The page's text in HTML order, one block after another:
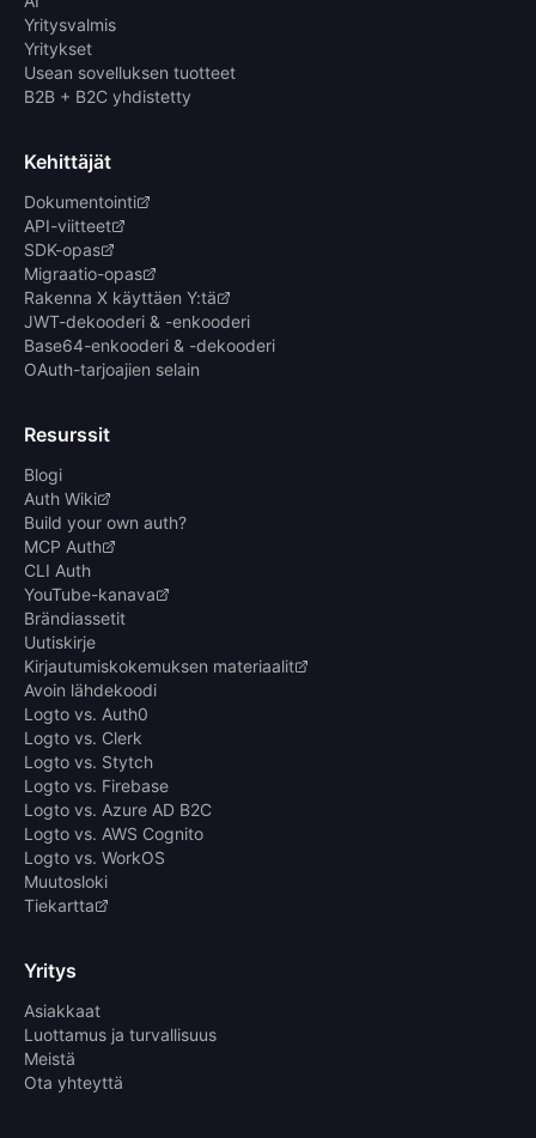
Yritysvalmis
Yritykset
Usean sovelluksen tuotteet
B2B + B2C yhdistetty
Kehittäjät
Dokumentointi
API-viitteet
SDK-opas
Migraatio-opas
Rakenna X käyttäen Y:tä
JWT-dekooderi & -enkooderi
Base64-enkooderi & -dekooderi
OAuth-tarjoajien selain
Resurssit
Blogi
Auth Wiki
Build your own auth?
MCP Auth
CLI Auth
YouTube-kanava
Brändiassetit
Uutiskirje
Kirjautumiskokemuksen materiaalit
Avoin lähdekoodi
Logto vs. Auth0
Logto vs. Clerk
Logto vs. Stytch
Logto vs. Firebase
Logto vs. Azure AD B2C
Logto vs. AWS Cognito
Logto vs. WorkOS
Muutosloki
Tiekartta
Yritys
Asiakkaat
Luottamus ja turvallisuus
Meistä
Ota yhteyttä